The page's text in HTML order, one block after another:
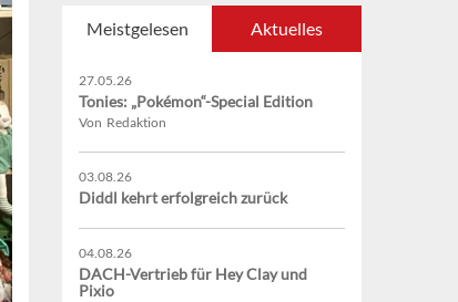
Meistgelesen Aktuelles
27.05.26
Tonies: „Pokémon“-Special Edition
Von Redaktion
03.08.26
Diddl kehrt erfolgreich zurück
04.08.26
DACH-Vertrieb für Hey Clay und
Pixio